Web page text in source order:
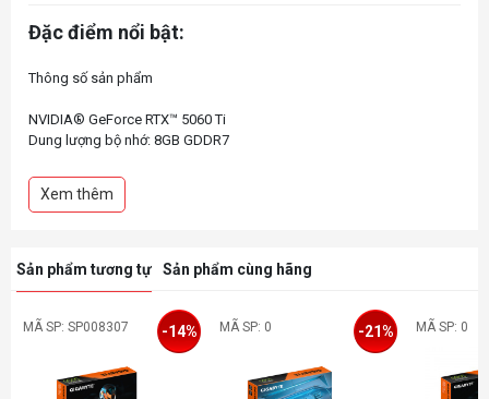
Đặc điểm nổi bật:
Thông số sản phẩm
NVIDIA® GeForce RTX™ 5060 Ti
Dung lượng bộ nhớ: 8GB GDDR7
Core Clock: 2647 MHz (Reference card :2572 MHz)
Memory Bus : 128 bit
Xem thêm
Sản phẩm tương tự Sản phẩm cùng hãng
MÃ SP: SP008307 -14% MÃ SP: 0 -21% MÃ SP: 0